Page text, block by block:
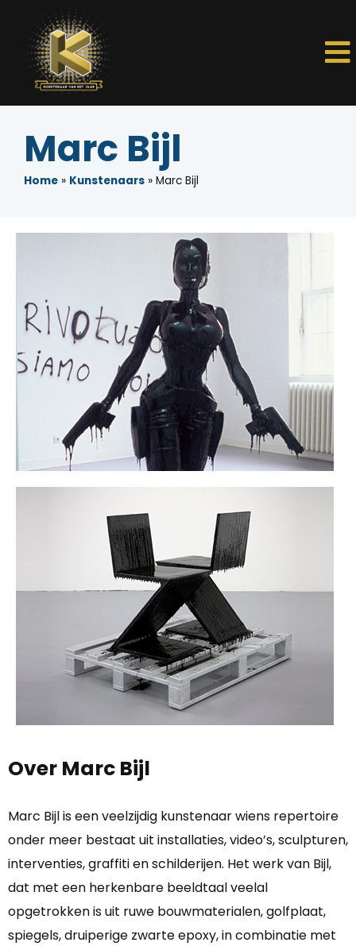
Marc Bijl
Home » Kunstenaars » Marc Bijl
Over Marc Bijl
Marc Bijl is een veelzijdig kunstenaar wiens repertoire
onder meer bestaat uit installaties, video’s, sculpturen,
interventies, graffiti en schilderijen. Het werk van Bijl,
dat met een herkenbare beeldtaal veelal
opgetrokken is uit ruwe bouwmaterialen, golfplaat,
spiegels, druiperige zwarte epoxy, in combinatie met